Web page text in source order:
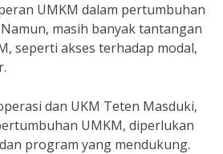
UMKM dalam pertumbuhan
masih banyak tantangan
seperti akses terhadap modal,
dan UKM Teten Masduki,
UMKM, diperlukan
program yang mendukung.